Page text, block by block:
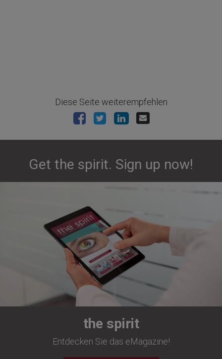
Diese Seite weiterempfehlen
Get the spirit. Sign up now!
the spirit
Entdecken Sie das eMagazine!